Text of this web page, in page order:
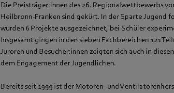
Die Preisträger:innen des 26. Regionalwettbewerbs
Heilbronn-Franken sind gekürt. In der Sparte Jugend
wurden 6 Projekte ausgezeichnet, bei Schüler
Insgesamt gingen in den sieben Fachbereichen 121
Juroren und Besucher:innen zeigten sich auch in
dem Engagement der Jugendlichen.
Bereits seit 1999 ist der Motoren- und